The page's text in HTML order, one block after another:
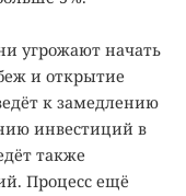
угрожают начать
и открытие
к замедлению
инвестиций в
также
Процесс ещё